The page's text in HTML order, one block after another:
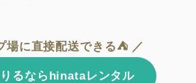
場に直接配送できる⛺ ／
るならhinataレンタル